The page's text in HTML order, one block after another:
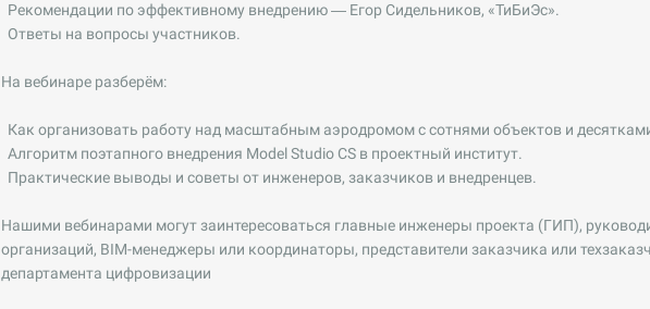
Рекомендации по эффективному внедрению — Егор Сидельников, «ТиБиЭс».
Ответы на вопросы участников.
На вебинаре разберём:
Как организовать работу над масштабным аэродромом с сотнями объектов и
Алгоритм поэтапного внедрения Model Studio CS в проектный институт.
Практические выводы и советы от инженеров, заказчиков и внедренцев.
Нашими вебинарами могут заинтересоваться главные инженеры проекта (ГИП),
организаций, BIM-менеджеры или координаторы, представители заказчика или
департамента цифровизации